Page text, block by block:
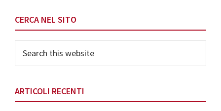
CERCA NEL SITO
this
website
ARTICOLI RECENTI